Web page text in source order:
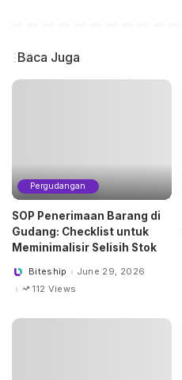
Baca Juga
Pergudangan
SOP Penerimaan Barang di
Gudang: Checklist untuk
Meminimalisir Selisih Stok
PostedBiteship
June 29, 2026
112 Views